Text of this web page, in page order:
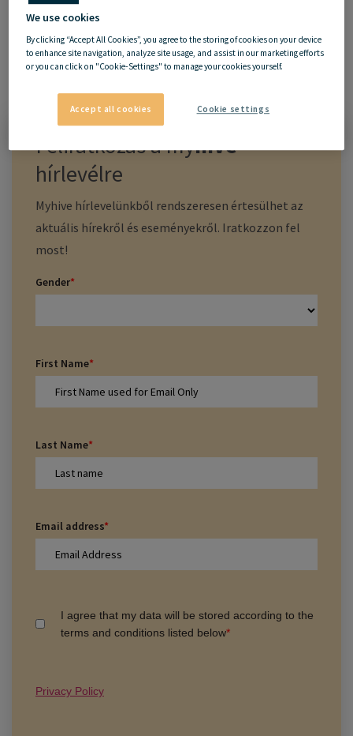
20.02.2020
Feliratkozás amyhive
hírlevélre
Myhive hírlevelünkből rendszeresen értesülhet az
aktuális hírekről és eseményekről. Iratkozzon fel
most!
Gender*
First Name*
Last Name*
Email address*
I agree that my data will be stored according to the
terms and conditions listed below*
Privacy Policy
We use cookies
By clicking “Accept All Cookies”, you agree to the storing of cookies on your device
to enhance site navigation, analyze site usage, and assist in our marketing efforts
or you can click on "Cookie-Settings" to manage your cookies yourself.
Accept all cookies Cookie settings